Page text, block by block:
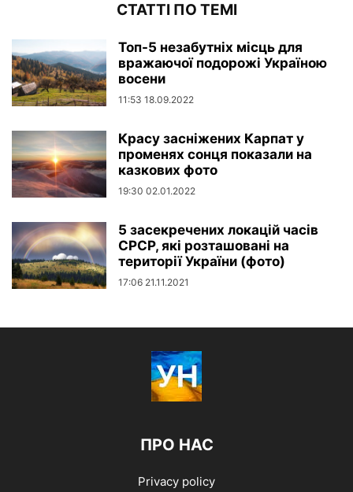
СТАТТІ ПО ТЕМІ
Топ-5 незабутніх місць для
вражаючої подорожі Україною
восени
11:53 18.09.2022
Красу засніжених Карпат у
променях сонця показали на
казкових фото
19:30 02.01.2022
5 засекречених локацій часів
СРСР, які розташовані на
території України (фото)
17:06 21.11.2021
ПРО НАС
Privacy policy